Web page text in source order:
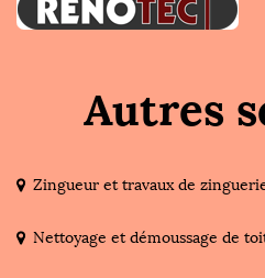
Autres
Zingueur et travaux de
Nettoyage et démoussage de